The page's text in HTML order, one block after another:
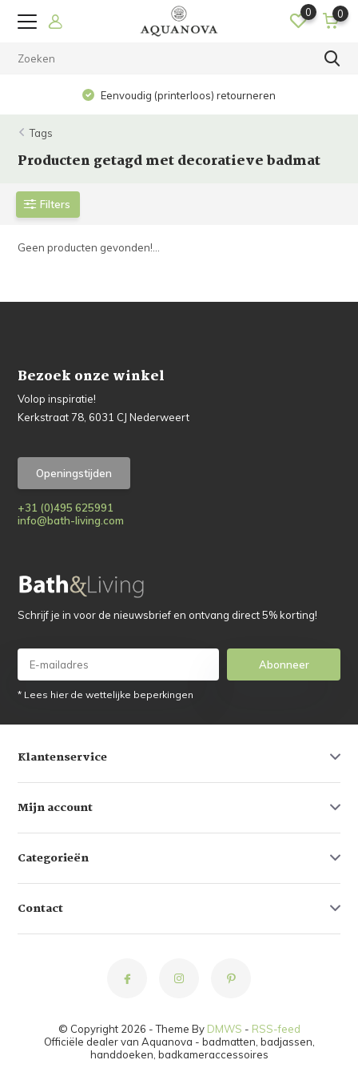
0 0
Eenvoudig (printerloos) retourneren
Tags
Producten getagd met decoratieve badmat
Filters
Geen producten gevonden!...
Bezoek onze winkel
Volop inspiratie!
Kerkstraat 78, 6031 CJ Nederweert
Openingstijden
+31 (0)495 625991
info@bath-living.com
Schrijf je in voor de nieuwsbrief en ontvang direct 5% korting!
Abonneer
* Lees hier de wettelijke beperkingen
Klantenservice
Mijn account
Categorieën
Contact
© Copyright 2026 - Theme By DMWS - RSS-feed
Officiële dealer van Aquanova - badmatten, badjassen,
handdoeken, badkameraccessoires